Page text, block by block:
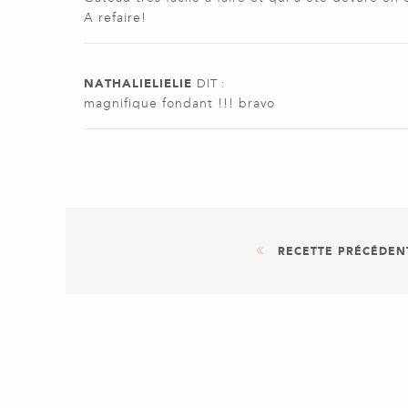
A refaire!
NATHALIELIELIE DIT :
magnifique fondant !!! bravo
RECETTE